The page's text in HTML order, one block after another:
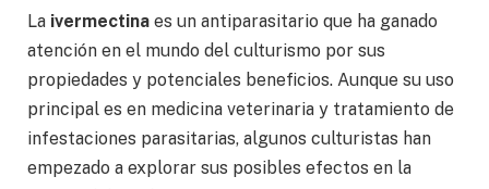
La ivermectina es un antiparasitario que ha ganado
atención en el mundo del culturismo por sus
propiedades y potenciales beneficios. Aunque su uso
principal es en medicina veterinaria y tratamiento de
infestaciones parasitarias, algunos culturistas han
empezado a explorar sus posibles efectos en la